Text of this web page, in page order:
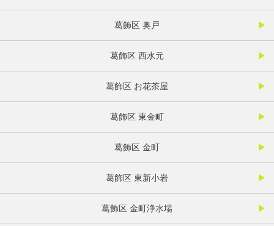
葛飾区 奥戸
葛飾区 西水元
葛飾区 お花茶屋
葛飾区 東金町
葛飾区 金町
葛飾区 東新小岩
葛飾区 金町浄水場